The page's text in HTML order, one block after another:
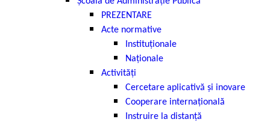
PREZENTARE
Acte normative
Instituționale
Naționale
Activități
Cercetare aplicativă și inovare
Cooperare internațională
Instruire la distanță